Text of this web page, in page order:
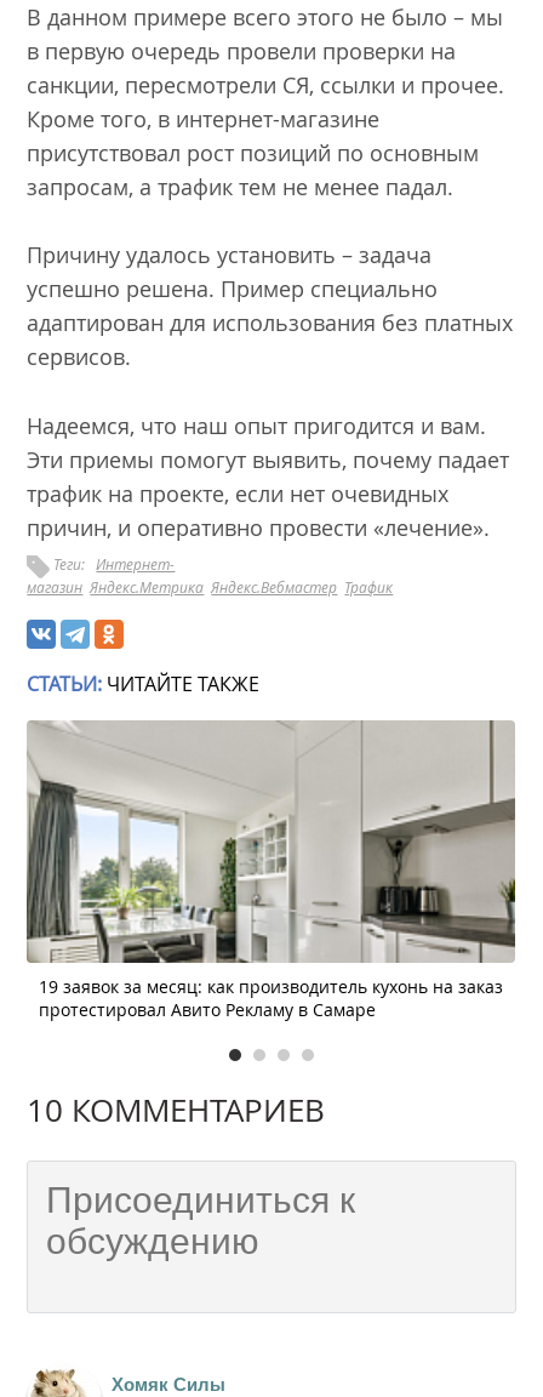
В данном примере всего этого не было – мы
в первую очередь провели проверки на
санкции, пересмотрели СЯ, ссылки и прочее.
Кроме того, в интернет-магазине
присутствовал рост позиций по основным
запросам, а трафик тем не менее падал.
Причину удалось установить – задача
успешно решена. Пример специально
адаптирован для использования без платных
сервисов.
Надеемся, что наш опыт пригодится и вам.
Эти приемы помогут выявить, почему падает
трафик на проекте, если нет очевидных
причин, и оперативно провести «лечение».
Теги:
Интернет-
магазин Яндекс.Метрика Яндекс.Вебмастер Трафик
СТАТЬИ: ЧИТАЙТЕ ТАКЖЕ
19 заявок за месяц: как производитель кухонь на заказ
протестировал Авито Рекламу в Самаре
10 КОММЕНТАРИЕВ
Хомяк Cилы